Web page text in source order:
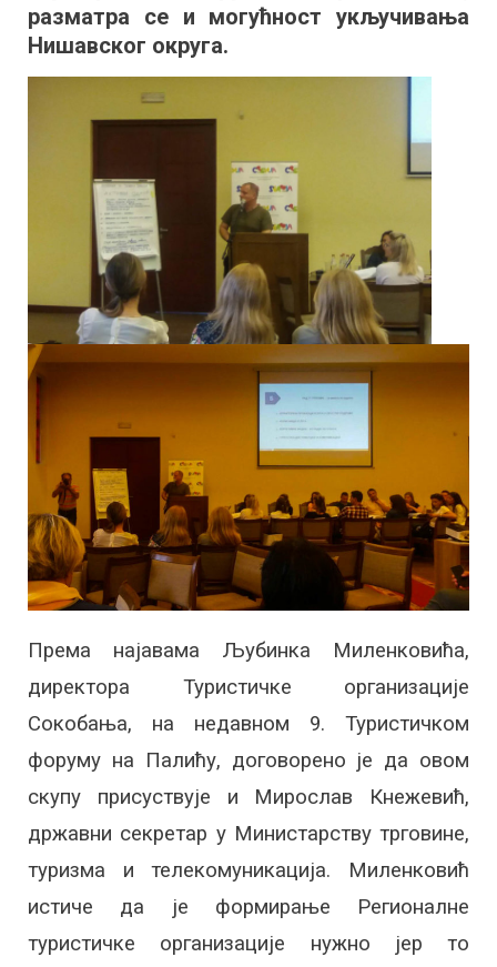
разматра се и могућност укључивања
Нишавског округа.
Према најавама Љубинка Миленковића,
директора Туристичке организације
Сокобања, на недавном 9. Туристичком
форуму на Палићу, догoворено је да овом
скупу присуствује и Мирослав Кнежевић,
државни секретар у Министарству трговине,
туризма и телекомуникација. Миленковић
истиче да је формирање Регионалне
туристичке организације нужно јер то